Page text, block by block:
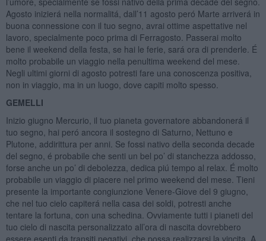
Agosto inizierá nella normalitá, dall’11 agosto peró Marte arriverá in
buona connessione con il tuo segno, avrai ottime aspettative nel
lavoro, specialmente poco prima di Ferragosto. Passerai molto
bene il weekend della festa, se hai le ferie, sará ora di prenderle. É
molto probabile un viaggio nella penultima weekend del mese.
Negli ultimi giorni di agosto potresti fare una conoscenza positiva,
non in viaggio, ma in un luogo, dove capiti molto spesso.
GEMELLI
Inizio giugno Mercurio, il tuo pianeta governatore abbandonerá il
tuo segno, hai peró ancora il sostegno di Saturno, Nettuno e
Plutone, addirittura per anni. Se fossi nativo della seconda decade
del segno, é probabile che senti un bel po’ di stanchezza addosso,
forse anche un po’ di debolezza, dedica piú tempo al relax. É molto
probabile un viaggio di piacere nel primo weekend del mese. Tieni
presente la importante congiunzione Venere-Giove del 9 giugno,
che nel tuo cielo capiterá nella casa dei soldi, potresti anche
tentare la fortuna, con una schedina. Ovviamente tutti i pianeti del
tuo cielo di nascita personalizzato all’ora di nascita dovrebbero
essere esenti da transiti negativi, che possa realizzarsi la vincita. A